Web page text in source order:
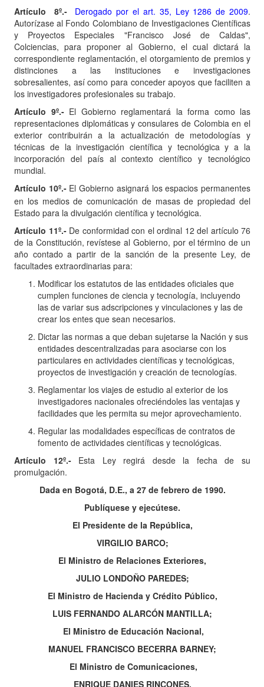
Artículo
8º.- Derogado por el art. 35, Ley 1286 de 2009.
Autorízase al Fondo Colombiano de Investigaciones Científicas
y Proyectos Especiales "Francisco José de Caldas",
Colciencias, para proponer al Gobierno, el cual dictará la
correspondiente reglamentación, el otorgamiento de premios y
distinciones a las instituciones e investigaciones
sobresalientes, así como para conceder apoyos que faciliten a
los investigadores profesionales su trabajo.
Artículo 9º.-El Gobierno reglamentará la forma como las
representaciones diplomáticas y consulares de Colombia en el
exterior contribuirán a la actualización de metodologías y
técnicas de la investigación científica y tecnológica y a la
incorporación del país al contexto científico y tecnológico
mundial.
Artículo 10º.-El Gobierno asignará los espacios permanentes
en los medios de comunicación de masas de propiedad del
Estado para la divulgación científica y tecnológica.
Artículo 11º.-De conformidad con el ordinal 12 del artículo 76
de la Constitución, revístese al Gobierno, por el término de un
año contado a partir de la sanción de la presente Ley, de
facultades extraordinarias para:
Modificar los estatutos de las entidades oficiales que
cumplen funciones de ciencia y tecnología, incluyendo
las de variar sus adscripciones y vinculaciones y las de
crear los entes que sean necesarios.
Dictar las normas a que deban sujetarse la Nación y sus
entidades descentralizadas para asociarse con los
particulares en actividades científicas y tecnológicas,
proyectos de investigación y creación de tecnologías.
Reglamentar los viajes de estudio al exterior de los
investigadores nacionales ofreciéndoles las ventajas y
facilidades que les permita su mejor aprovechamiento.
Regular las modalidades específicas de contratos de
fomento de actividades científicas y tecnológicas.
Artículo 12º.-Esta Ley regirá desde la fecha de su
promulgación.
Dada en Bogotá, D.E., a 27 de febrero de 1990.
Publíquese y ejecútese.
El Presidente de la República,
VIRGILIO BARCO;
El Ministro de Relaciones Exteriores,
JULIO LONDOÑO PAREDES;
El Ministro de Hacienda y Crédito Público,
LUIS FERNANDO ALARCÓN MANTILLA;
El Ministro de Educación Nacional,
MANUEL FRANCISCO BECERRA BARNEY;
El Ministro de Comunicaciones,
ENRIQUE DANIES RINCONES.